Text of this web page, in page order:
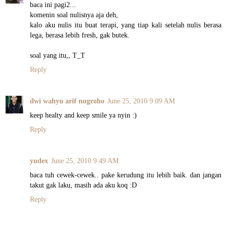
baca ini pagi2...
komenin soal nulisnya aja deh,
kalo aku nulis itu buat terapi, yang tiap kali setelah nulis berasa
lega, berasa lebih fresh, gak butek.
soal yang itu,, T_T
Reply
dwi wahyu arif nugroho June 25, 2010 9:09 AM
keep healty and keep smile ya nyin :)
Reply
yudex June 25, 2010 9:49 AM
baca tuh cewek-cewek.. pake kerudung itu lebih baik. dan jangan
takut gak laku, masih ada aku koq :D
Reply